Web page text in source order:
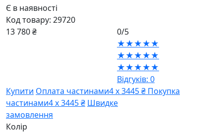
Є в наявності
Код товару: 29720
13 780 ₴
0/5
★★★★★
★★★★★
★★★★★
Відгуків: 0
Купити Оплата частинами4 х 3445 ₴ Покупка
частинами4 х 3445 ₴ Швидке
замовлення
Колір